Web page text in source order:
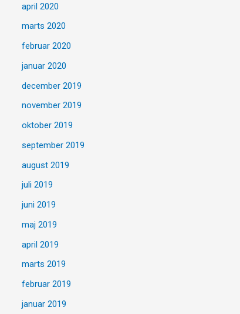
april 2020
marts 2020
februar 2020
januar 2020
december 2019
november 2019
oktober 2019
september 2019
august 2019
juli 2019
juni 2019
maj 2019
april 2019
marts 2019
februar 2019
januar 2019